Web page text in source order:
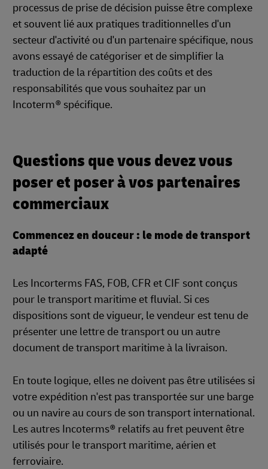
processus de prise de décision puisse être complexe
et souvent lié aux pratiques traditionnelles d'un
secteur d'activité ou d'un partenaire spécifique, nous
avons essayé de catégoriser et de simplifier la
traduction de la répartition des coûts et des
responsabilités que vous souhaitez par un
Incoterm® spécifique.
Questions que vous devez vous
poser et poser à vos partenaires
commerciaux
Commencez en douceur : le mode de transport
adapté
Les Incorterms FAS, FOB, CFR et CIF sont conçus
pour le transport maritime et fluvial. Si ces
dispositions sont de vigueur, le vendeur est tenu de
présenter une lettre de transport ou un autre
document de transport maritime à la livraison.
En toute logique, elles ne doivent pas être utilisées si
votre expédition n'est pas transportée sur une barge
ou un navire au cours de son transport international.
Les autres Incoterms® relatifs au fret peuvent être
utilisés pour le transport maritime, aérien et
ferroviaire.